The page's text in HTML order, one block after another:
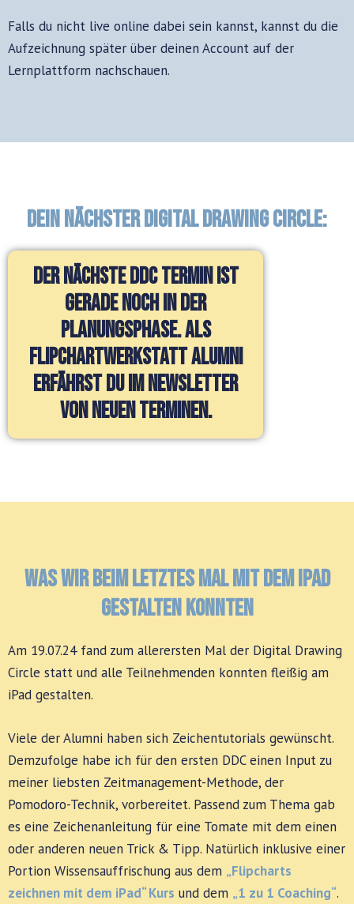
Falls du nicht live online dabei sein kannst, kannst du die
Aufzeichnung später über deinen Account auf der
Lernplattform nachschauen.
Dein nächster Digital Drawing Circle:
Der nächste DDC Termin ist
gerade noch in der
Planungsphase. Als
Flipchartwerkstatt Alumni
erfährst du im Newsletter
von neuen Terminen.
Was wir beim letztes Mal mit dem iPad
gestalten konnten
Am 19.07.24 fand zum allerersten Mal der Digital Drawing
Circle statt und alle Teilnehmenden konnten fleißig am
iPad gestalten.
Viele der Alumni haben sich Zeichentutorials gewünscht.
Demzufolge habe ich für den ersten DDC einen Input zu
meiner liebsten Zeitmanagement-Methode, der
Pomodoro-Technik, vorbereitet. Passend zum Thema gab
es eine Zeichenanleitung für eine Tomate mit dem einen
oder anderen neuen Trick & Tipp. Natürlich inklusive einer
Portion Wissensauffrischung aus dem „Flipcharts
zeichnen mit dem iPad“ Kurs und dem „1 zu 1 Coaching“.